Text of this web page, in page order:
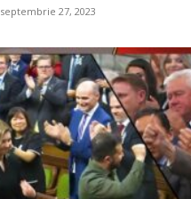
septembrie 27, 2023